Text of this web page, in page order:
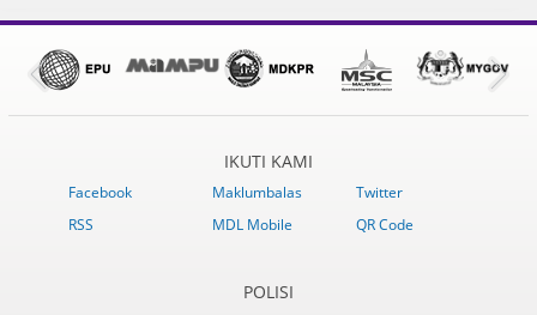
IKUTI KAMI
Facebook Maklumbalas
Twitter
RSS
MDL Mobile QR Code
POLISI